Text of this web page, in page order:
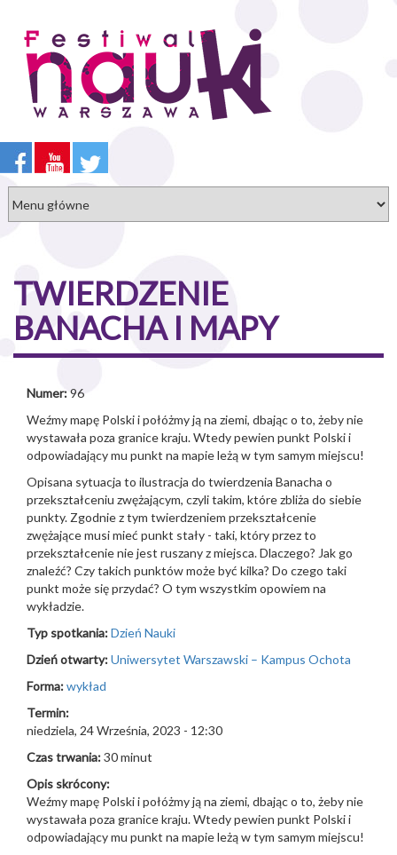
treści
TWIERDZENIE
BANACHA I MAPY
Numer:96
Weźmy mapę Polski i połóżmy ją na ziemi, dbając o to, żeby nie
wystawała poza granice kraju. Wtedy pewien punkt Polski i
odpowiadający mu punkt na mapie leżą w tym samym miejscu!
Opisana sytuacja to ilustracja do twierdzenia Banacha o
przekształceniu zwężającym, czyli takim, które zbliża do siebie
punkty. Zgodnie z tym twierdzeniem przekształcenie
zwężające musi mieć punkt stały - taki, który przez to
przekształcenie nie jest ruszany z miejsca. Dlaczego? Jak go
znaleźć? Czy takich punktów może być kilka? Do czego taki
punkt może się przydać? O tym wszystkim opowiem na
wykładzie.
Typ spotkania:Dzień Nauki
Dzień otwarty:Uniwersytet Warszawski – Kampus Ochota
Forma:wykład
Termin:
niedziela, 24 Września, 2023 - 12:30
Czas trwania:30 minut
Opis skrócony:
Weźmy mapę Polski i połóżmy ją na ziemi, dbając o to, żeby nie
wystawała poza granice kraju. Wtedy pewien punkt Polski i
odpowiadający mu punkt na mapie leżą w tym samym miejscu!